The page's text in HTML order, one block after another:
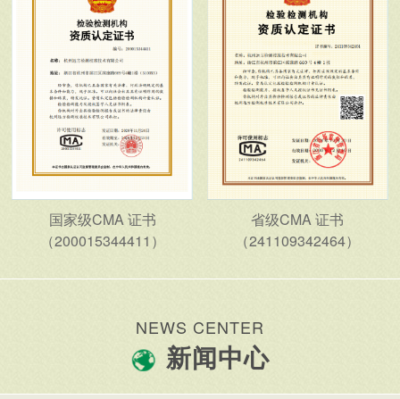
国家级CMA 证书
（200015344411）
省级CMA 证书
（241109342464）
NEWS CENTER
新闻中心